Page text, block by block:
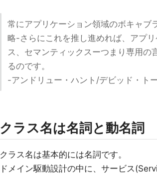
常にアプリケーション領域のボキャブ
略-さらにこれを推し進めれば、アプ
ス、セマンティックスーつまり専用の
るのです。
-アンドリュー・ハント/デビッド・ト
クラス名は名詞と動名詞
クラス名は基本的には名詞です。
ドメイン駆動設計の中に、サービス